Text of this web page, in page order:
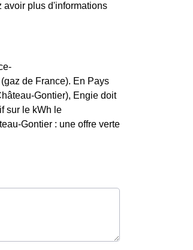
avoir plus d'informations
de France). En Pays
Gontier), Engie doit
sur le kWh le
Gontier : une offre verte